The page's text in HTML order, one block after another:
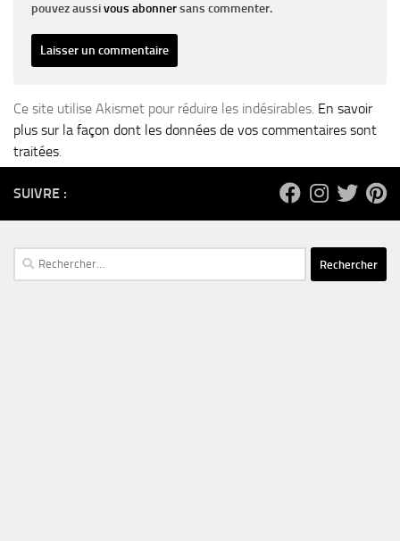
pouvez aussivous abonnersans commenter.
Ce site utilise Akismet pour réduire les indésirables. En savoir
plus sur la façon dont les données de vos commentaires sont
traitées.
SUIVRE :
Rechercher :